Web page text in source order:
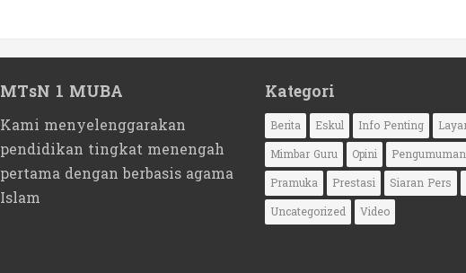
MTsN 1 MUBA
Kami menyelenggarakan
pendidikan tingkat menengah
pertama dengan berbasis agama
Islam
Kategori
Berita Eskul Info Penting
Mimbar Guru
Opini
Pengumuman
Pramuka
Prestasi
Siaran Pers
Uncategorized
Video